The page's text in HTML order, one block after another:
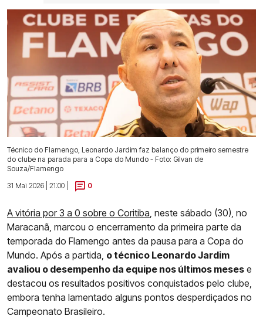
Técnico do Flamengo, Leonardo Jardim faz balanço do primeiro semestre
do clube na parada para a Copa do Mundo - Foto: Gilvan de
Souza/Flamengo
31 Mai 2026 | 21:00 |
0
A vitória por 3 a 0 sobre o Coritiba , neste sábado (30), no
Maracanã, marcou o encerramento da primeira parte da
temporada do Flamengo antes da pausa para a Copa do
Mundo. Após a partida, o técnico Leonardo Jardim
avaliou o desempenho da equipe nos últimos meses e
destacou os resultados positivos conquistados pelo clube,
embora tenha lamentado alguns pontos desperdiçados no
Campeonato Brasileiro.